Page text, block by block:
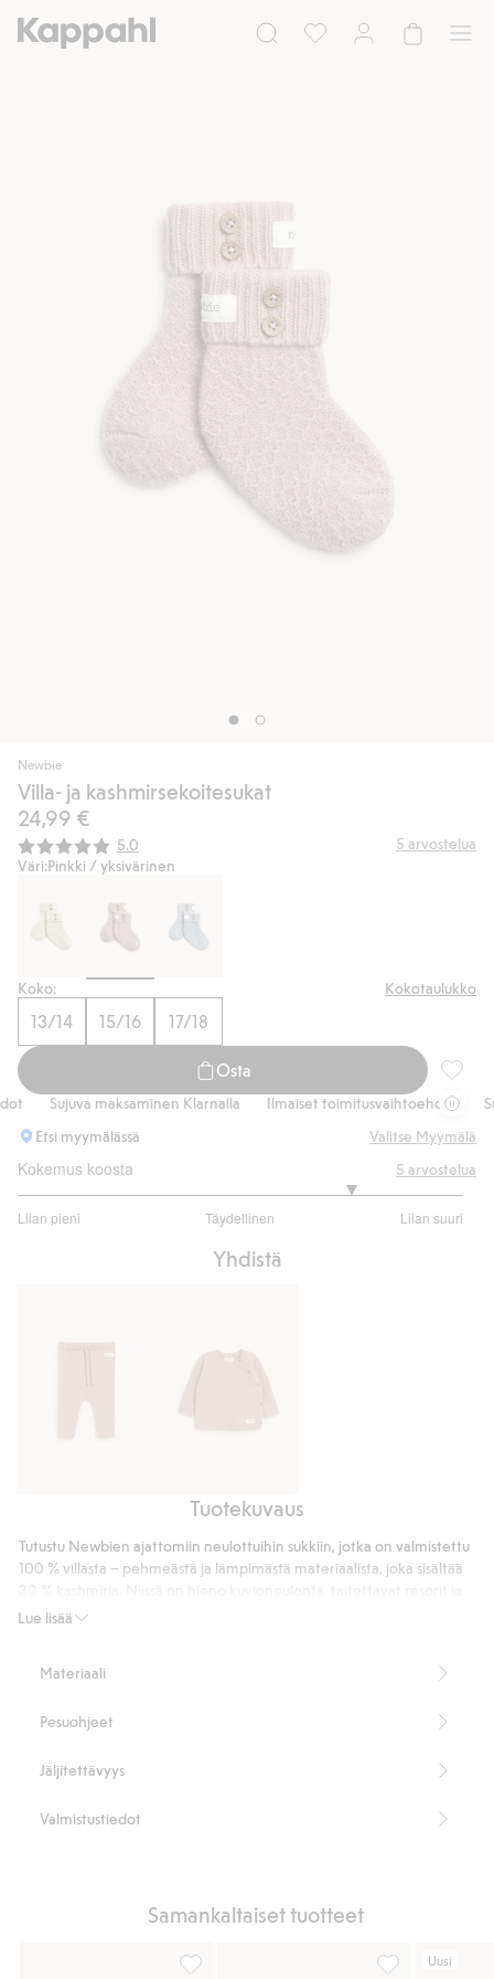
Newbie
Villa- ja kashmirsekoitesukat
24,99 €
Keskimääräinen luokitus:
5.0 5 arvostelua
Väri:Pinkki / yksivärinen
Koko: Kokotaulukko
13/14 15/16 17/18
Osta
Villa-
Sujuva maksaminen Klarnalla Ilmaiset toimitusvaihtoehdot
Etsi myymälässä
Valitse Myymälä
Kokemus koosta
Liian pieni Täydellinen Liian suuri
/
5 arvostelua
Yhdistä
ja
sekoitteesta
Neuletakki
Tuotekuvaus
Lue lisää
Tutustu Newbien ajattomiin neulottuihin sukkiin, jotka on valmistettu
100 % villasta – pehmeästä ja lämpimästä materiaalista, joka sisältää
kaksi koristenappia. Klassinen Newbie-logo viimeistelee
Tuotenumero
Materiaali
Pesuohjeet
Jäljitettävyys
Valmistustiedot
Samankaltaiset tuotteet
Uusi